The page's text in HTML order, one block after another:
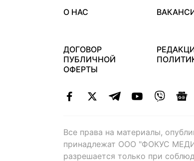
О НАС
ДОГОВОР
ПУБЛИЧНОЙ
ОФЕРТЫ
Все права на материалы,
принадлежат ООО "ФОКУС
разрешается только при